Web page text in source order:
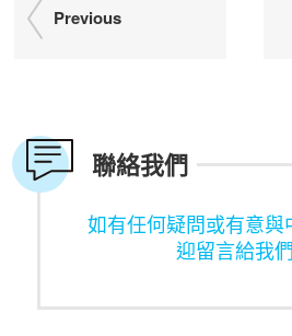
Previous
聯絡我們
如有任何疑問或有意與
迎留言給我